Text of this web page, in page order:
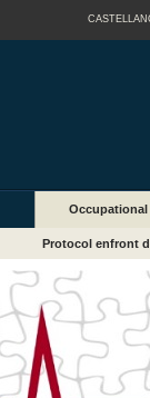
Occupational
Protocol enfront